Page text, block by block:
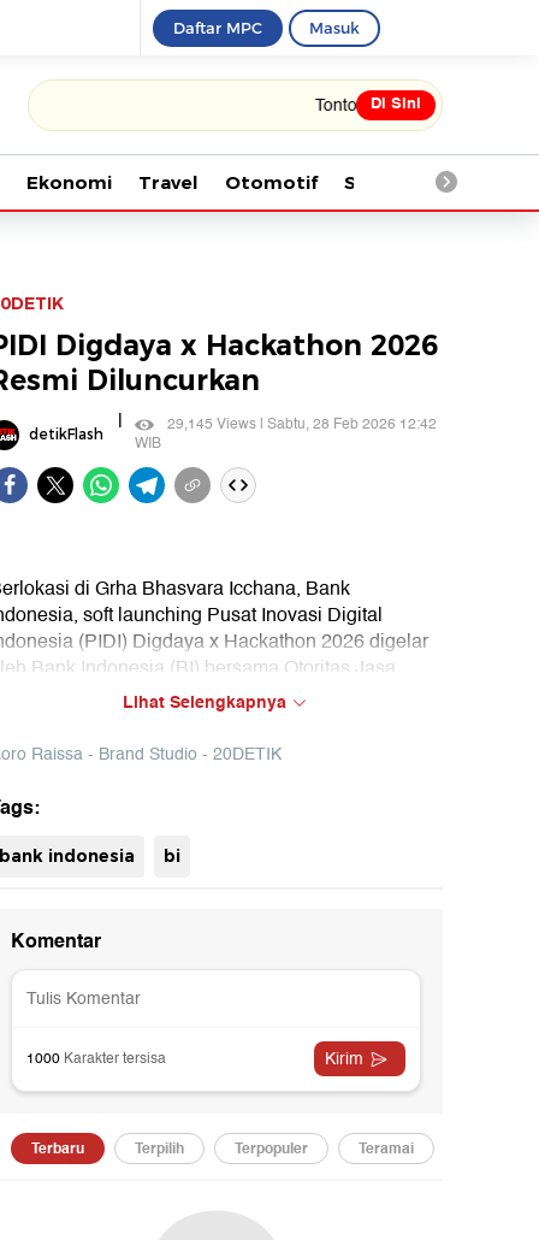
Daftar MPC Masuk
Tonton kabar terbaru PIALA DUNIA
Di Sini
Ekonomi Travel Otomotif Saintek
Digdaya x Hackathon 2026
Diluncurkan
detikFlash |
29,145 Views | Sabtu, 28 Feb 2026 12:42
WIB
di Grha Bhasvara Icchana, Bank
soft launching Pusat Inovasi Digital
(PIDI) Digdaya x Hackathon 2026 digelar
Bank Indonesia (BI) bersama Otoritas Jasa
Keuangan (OJK) dan para pelaku industri.
ini menjadi bagian dari penguatan ekosistem
digital melalui kolaborasi regulator, industri,
pengembangan talenta muda Indonesia.
Lihat Selengkapnya
Raissa - Brand Studio - 20DETIK
bank indonesia bi